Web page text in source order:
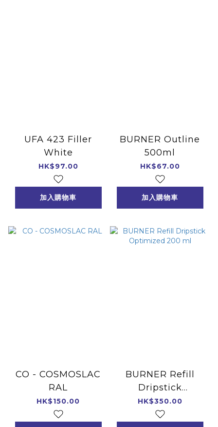
UFA 423 Filler
White
HK$97.00
加入購物車
BURNER Outline
500ml
HK$67.00
加入購物車
CO - COSMOSLAC
RAL
HK$150.00
BURNER Refill
Dripstick
Optimized 200 ml
HK$350.00